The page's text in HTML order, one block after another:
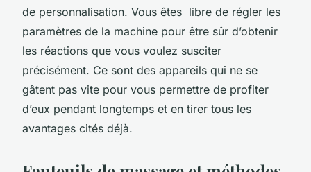
de personnalisation. Vous êtes libre de régler les
paramètres de la machine pour être sûr d’obtenir
les réactions que vous voulez susciter
précisément. Ce sont des appareils qui ne se
gâtent pas vite pour vous permettre de profiter
d’eux pendant longtemps et en tirer tous les
avantages cités déjà.